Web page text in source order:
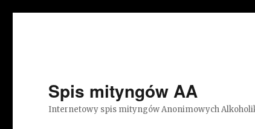
Spis mityngów AA
Internetowy spis mityngów Anonimowych